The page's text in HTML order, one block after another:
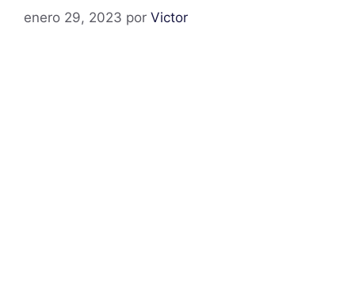
enero 29, 2023 por Victor